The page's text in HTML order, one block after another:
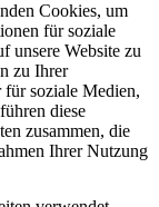
Cookies, um
für soziale
unsere Website zu
zu Ihrer
für soziale Medien,
diese
zusammen, die
Ihrer Nutzung